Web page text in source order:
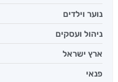
נוער וילדים
ניהול ועסקים
ארץ ישראל
פנאי